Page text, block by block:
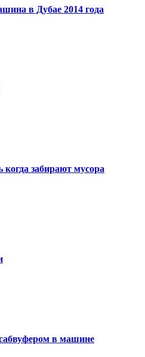
в Дубае 2014 года
когда забирают мусора
в машине